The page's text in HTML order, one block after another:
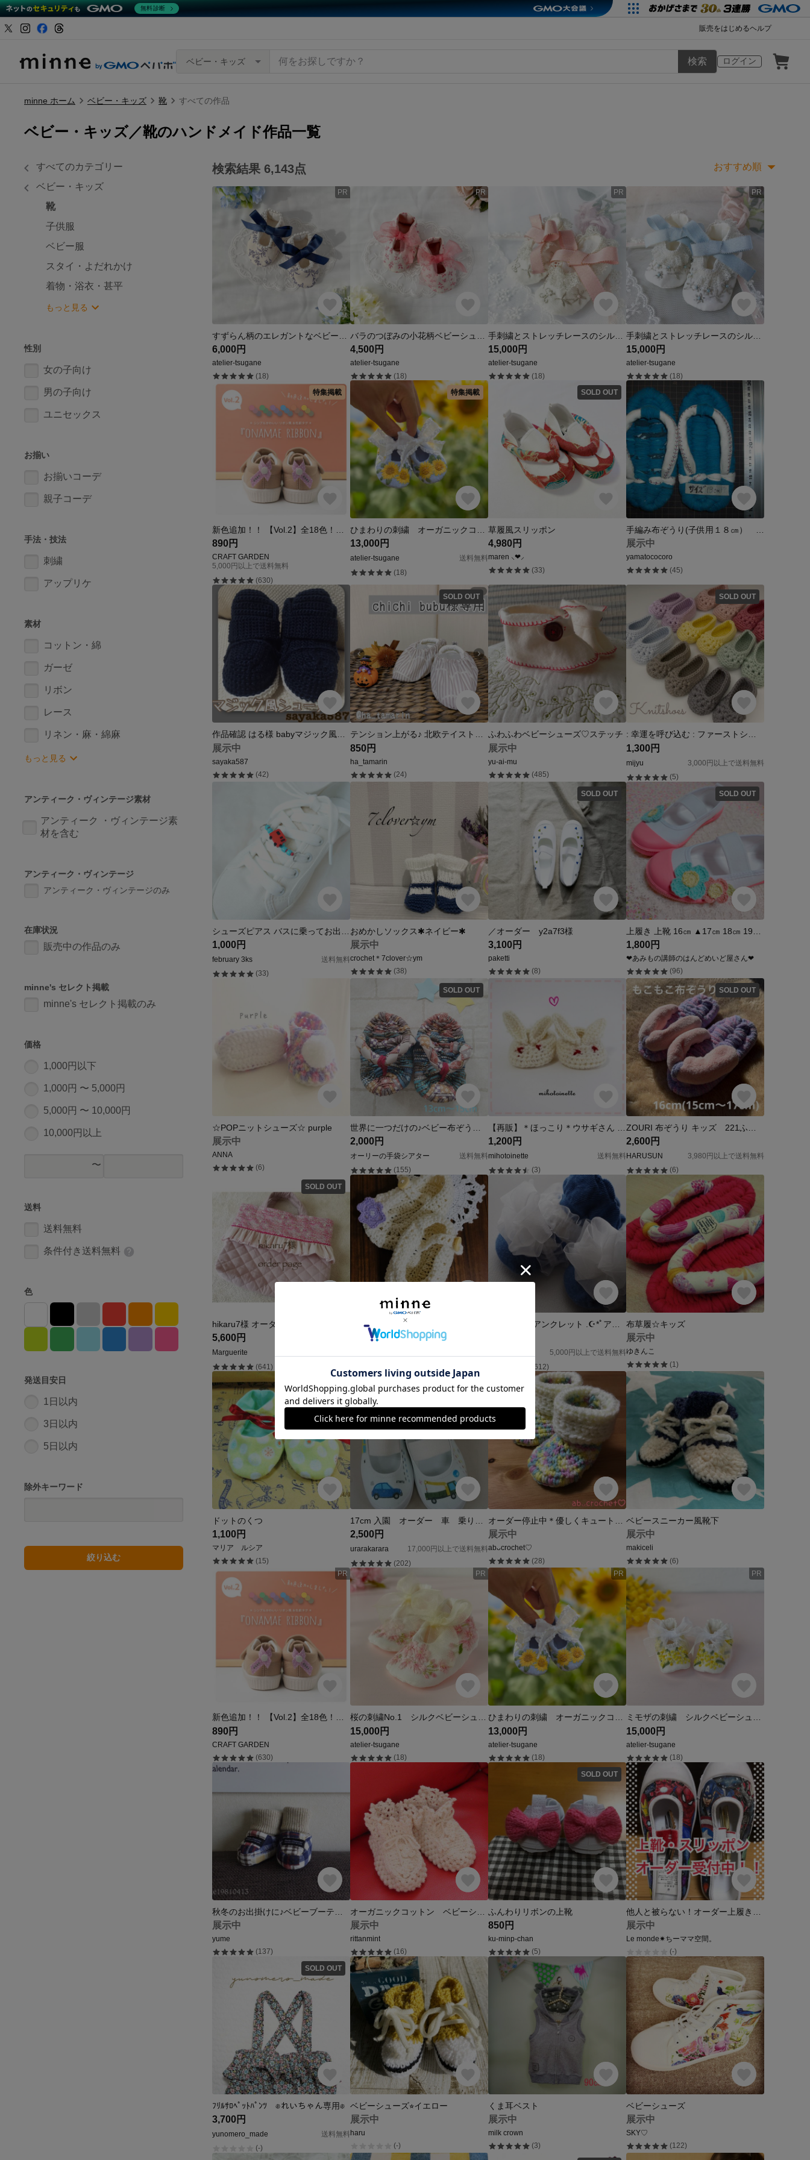
販売をはじめるヘルプ
ログイン
ベビー・キッズ 検索
minne ホーム ベビー・キッズ 靴 すべての作品
ベビー・キッズ／靴のハンドメイド作品一覧
すべてのカテゴリー
ベビー・キッズ
靴
子供服
ベビー服
スタイ・よだれかけ
着物・浴衣・甚平
もっと見る
性別
女の子向け
男の子向け
ユニセックス
お揃い
お揃いコーデ
親子コーデ
手法・技法
刺繍
アップリケ
素材
コットン・綿
ガーゼ
リボン
レース
リネン・麻・綿麻
もっと見る
アンティーク・ヴィンテージ素材
アンティーク ・ヴィンテージ素
材を含む
アンティーク・ヴィンテージ
アンティーク・ヴィンテージのみ
在庫状況
販売中の作品のみ
minne's セレクト掲載
minne's セレクト掲載のみ
価格
1,000円以下
1,000円 〜 5,000円
5,000円 〜 10,000円
10,000円以上
送料
送料無料
条件付き送料無料
色
発送目安日
1日以内
3日以内
5日以内
除外キーワード
絞り込む
検索結果 6,143点 おすすめ順
PR
6,000円
atelier-tsugane
(18)
PR
4,500円
atelier-tsugane
(18)
PR
15,000円
atelier-tsugane
(18)
PR
15,000円
atelier-tsugane
(18)
特集掲載
890円
CRAFT GARDEN
5,000円以上で送料無料
(630)
特集掲載
13,000円
atelier-tsugane
送料無料
(18)
SOLD OUT
草履風スリッポン
4,980円
maren ⸜❤︎⸝
(33)
展示中
yamatococoro
(45)
作品確認 はる様 babyマジック風シューズ 春夏秋 Part❶
展示中
sayaka587
(42)
SOLD OUT
テンション上がる♪ 北欧テイストハーフサークルグレーのシューズカバー
850円
ha_tamarin
(24)
ふわふわベビーシューズ♡ステッチ
展示中
yu-ai-mu
(485)
SOLD OUT
: 幸運を呼び込む : ファーストシューズ ベビーシューズ 小さいサイズ 出産祝い
1,300円
mijyu
3,000円以上で送料無料
(5)
1,000円
february 3ks
送料無料
(33)
おめかしソックス✱ネイビー✱
展示中
crochet＊7clover☆ym
(38)
SOLD OUT
／オーダー y2a7f3様
3,100円
paketti
(8)
SOLD OUT
1,800円
❤あみもの講師のはんどめいど屋さん❤
(96)
☆POPニットシューズ☆ purple
展示中
ANNA
(6)
SOLD OUT
2,000円
オーリーの手袋シアター
送料無料
(155)
1,200円
mihotoinette
送料無料
(3)
SOLD OUT
2,600円
HARUSUN
3,980円以上で送料無料
(6)
SOLD OUT
hikaru7様 オーダーページ
5,600円
Marguerite
(641)
ベビーシューズ🏵モチーフ付き
展示中
5,000円以上で送料無料
(612)
布草履☆キッズ
展示中
ゆきんこ
(1)
ドットのくつ
1,100円
マリア ルシア
(15)
SOLD OUT
2,500円
urarakarara
17,000円以上で送料無料
(202)
展示中
abᴗcrochet♡
(28)
ベビースニーカー風靴下
展示中
makiceli
(6)
PR
新色追加！！ 【Vol.2】全18色！色々使える！簡単取付！ ネームタグ シューズタグ 『リボン風 お名前タグ 〈ONAMAE RIBBON〉』〈裏面印字対応〉
890円
CRAFT GARDEN
(630)
PR
桜の刺繍No.1 シルクベビーシューズ
15,000円
atelier-tsugane
(18)
PR
ひまわりの刺繍 オーガニックコットンのベビーシューズ
13,000円
atelier-tsugane
(18)
PR
ミモザの刺繍 シルクベビーシューズ
15,000円
atelier-tsugane
(18)
展示中
yume
(137)
展示中
rittanmint
(16)
SOLD OUT
ふんわりリボンの上靴
850円
ku-minp-chan
(5)
展示中
Le monde✷ちーママ空間。
(-)
SOLD OUT
ﾌﾘﾙｻﾛﾍﾟｯﾄﾊﾟﾝﾂ 𐇵れいちゃん専用𐇵
3,700円
yunomero_made
送料無料
(-)
ベビーシューズ⭐︎イエロー
展示中
haru
(-)
くま耳ベスト
展示中
milk crown
(3)
ベビーシューズ
展示中
SKY♡
(122)
無料診断